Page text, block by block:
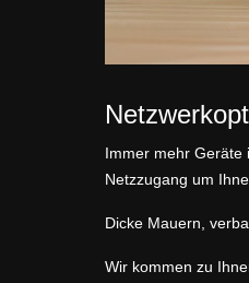
Immer mehr Geräte
Netzzugang um
Dicke Mauern,
Wir kommen zu